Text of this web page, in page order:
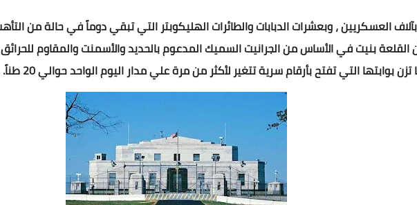
العسكريين ، وبعشرات الدبابات والطائرات الهليكوبتر التي تبقي دوماً في حالة من
القلعة بنيت في الأساس من الجرانيت السميك المدعوم بالحديد والأسمنت والمقاوم للحرائق
بوابتها التي تفتح بأرقام سرية تتغير لأكثر من مرة علي مدار اليوم الواحد حوالي 20 طناً.